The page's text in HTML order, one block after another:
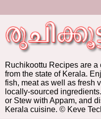
Ruchikoottu Recipes are
from the state of Kerala.
fish, meat as well as fresh
locally-sourced
or Stew with Appam, and
Kerala cuisine. © Keve